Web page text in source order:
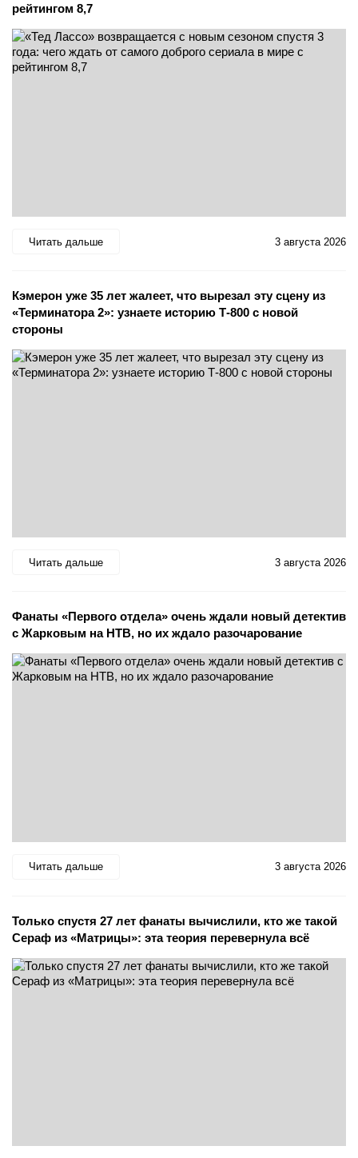
рейтингом 8,7
Читать дальше 3 августа 2026
Кэмерон уже 35 лет жалеет, что вырезал эту сцену из
«Терминатора 2»: узнаете историю Т-800 с новой
стороны
Читать дальше 3 августа 2026
Фанаты «Первого отдела» очень ждали новый детектив
с Жарковым на НТВ, но их ждало разочарование
Читать дальше 3 августа 2026
Только спустя 27 лет фанаты вычислили, кто же такой
Сераф из «Матрицы»: эта теория перевернула всё